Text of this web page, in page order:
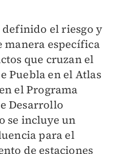
definido el riesgo y
manera específica
que cruzan el
Puebla en el Atlas
el Programa
Desarrollo
se incluye un
para el
de estaciones